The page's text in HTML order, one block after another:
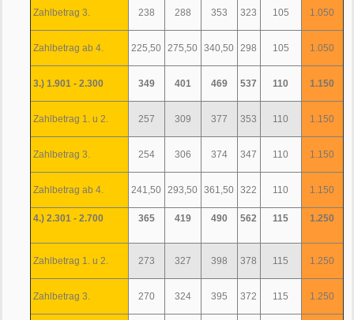
Zahlbetrag 3. 238 288 353 323 105 1.050
Zahlbetrag ab 4. 225,50 275,50 340,50 298 105 1.050
3.) 1.901 - 2.300 349 401 469 537 110 1.150
Zahlbetrag 1. u 2. 257 309 377 353 110 1.150
Zahlbetrag 3. 254 306 374 347 110 1.150
Zahlbetrag ab 4. 241,50 293,50 361,50 322 110 1.150
4.) 2.301 - 2.700 365 419 490 562 115 1.250
Zahlbetrag 1. u 2. 273 327 398 378 115 1.250
Zahlbetrag 3. 270 324 395 372 115 1.250